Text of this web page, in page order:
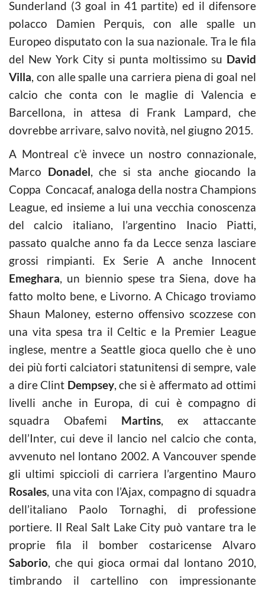
Sunderland (3 goal in 41 partite) ed il difensore
polacco Damien Perquis, con alle spalle un
Europeo disputato con la sua nazionale. Tra le fila
del New York City si punta moltissimo su David
Villa, con alle spalle una carriera piena di goal nel
calcio che conta con le maglie di Valencia e
Barcellona, in attesa di Frank Lampard, che
dovrebbe arrivare, salvo novità, nel giugno 2015.
A Montreal c’è invece un nostro connazionale,
Marco Donadel, che si sta anche giocando la
Coppa Concacaf, analoga della nostra Champions
League, ed insieme a lui una vecchia conoscenza
del calcio italiano, l’argentino Inacio Piatti,
passato qualche anno fa da Lecce senza lasciare
grossi rimpianti. Ex Serie A anche Innocent
Emeghara, un biennio spese tra Siena, dove ha
fatto molto bene, e Livorno. A Chicago troviamo
Shaun Maloney, esterno offensivo scozzese con
una vita spesa tra il Celtic e la Premier League
inglese, mentre a Seattle gioca quello che è uno
dei più forti calciatori statunitensi di sempre, vale
a dire Clint Dempsey, che si è affermato ad ottimi
livelli anche in Europa, di cui è compagno di
squadra Obafemi Martins, ex attaccante
dell’Inter, cui deve il lancio nel calcio che conta,
avvenuto nel lontano 2002. A Vancouver spende
gli ultimi spiccioli di carriera l’argentino Mauro
Rosales, una vita con l’Ajax, compagno di squadra
dell’italiano Paolo Tornaghi, di professione
portiere. Il Real Salt Lake City può vantare tra le
proprie fila il bomber costaricense Alvaro
Saborio, che qui gioca ormai dal lontano 2010,
timbrando il cartellino con impressionante